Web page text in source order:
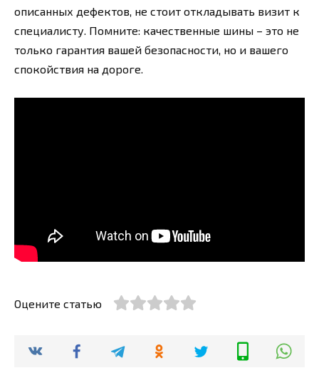
описанных дефектов, не стоит откладывать визит к
специалисту. Помните: качественные шины – это не
только гарантия вашей безопасности, но и вашего
спокойствия на дороге.
Оцените статью